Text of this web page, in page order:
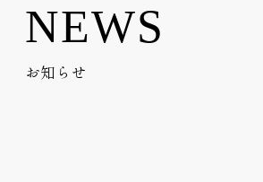
NEWS
お知らせ